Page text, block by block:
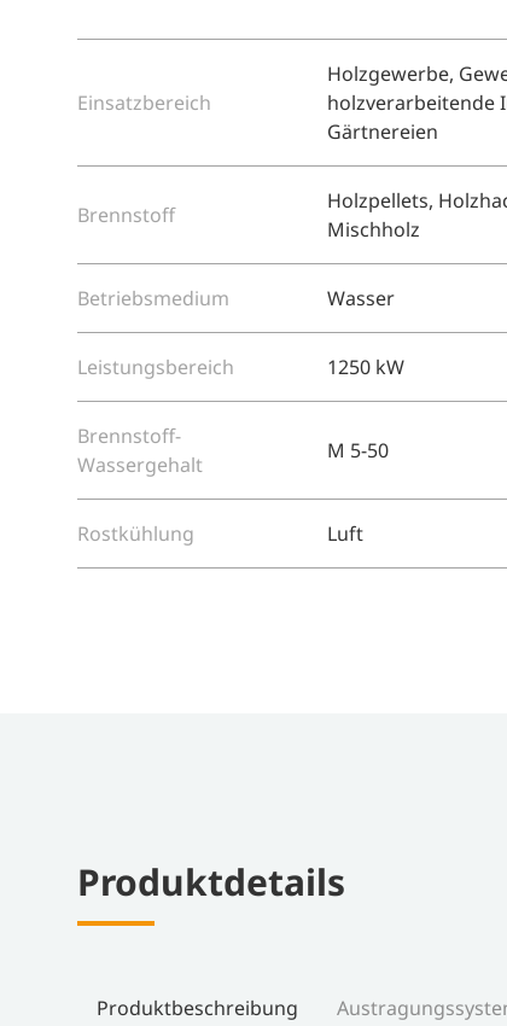
Einsatzbereich
Holzgewerbe,
holzverarbeitende
Gärtnereien
Brennstoff
Holzpellets,
Mischholz
Betriebsmedium Wasser
Leistungsbereich 1250 kW
Brennstoff-
Wassergehalt
M 5-50
Rostkühlung Luft
Pro­dukt­de­tails
Produktbeschreibung